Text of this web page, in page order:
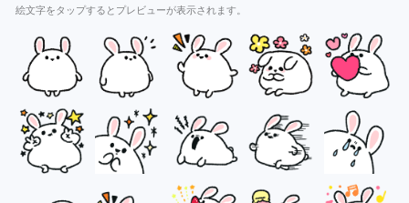
絵文字をタップするとプレビューが表示されます。